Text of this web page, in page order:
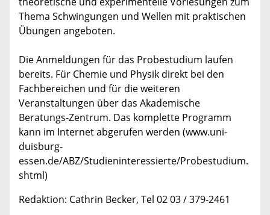
Thema Schwingungen und Wellen mit praktischen
Übungen angeboten.
Die Anmeldungen für das Probestudium laufen
bereits. Für Chemie und Physik direkt bei den
Fachbereichen und für die weiteren
Veranstaltungen über das Akademische
Beratungs-Zentrum. Das komplette Programm
kann im Internet abgerufen werden (www.uni-
duisburg-
essen.de/ABZ/Studieninteressierte/Probestudium.
shtml)
Redaktion: Cathrin Becker, Tel 02 03 / 379-2461